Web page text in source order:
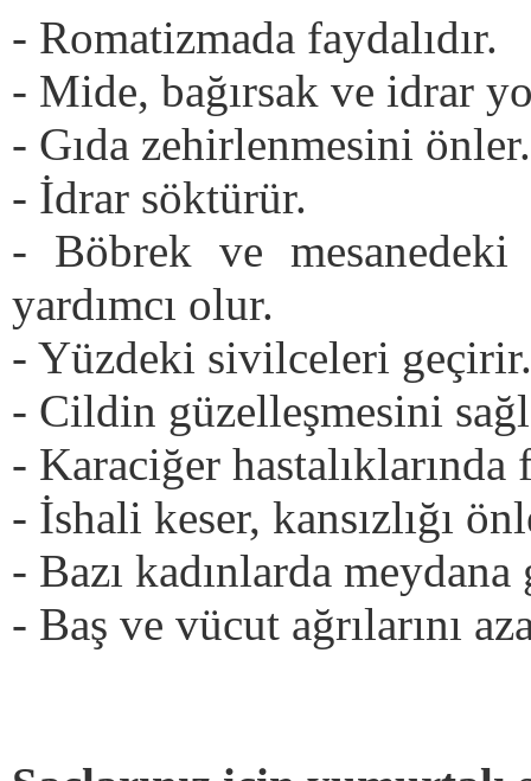
- Romatizmada faydalıdır.
- Mide, bağırsak ve idrar
- Gıda zehirlenmesini önler.
- İdrar söktürür.
- Böbrek ve mesanedeki
yardımcı olur.
- Yüzdeki sivilceleri geçirir.
- Cildin güzelleşmesini
- Karaciğer hastalıklarında
- İshali keser, kansızlığı
- Bazı kadınlarda meydana
- Baş ve vücut ağrılarını